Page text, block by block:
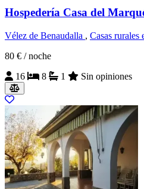
Hospedería Casa del
Vélez de Benaudalla , Casas rurales
80 € / noche
16
8 1 Sin opiniones